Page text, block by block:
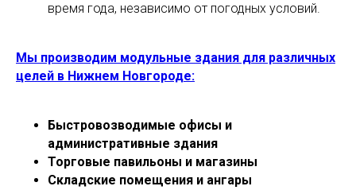
время года, независимо от погодных условий.
Мы производим модульные здания для различных
целей в Нижнем Новгороде:
Быстровозводимые офисы и
административные здания
Торговые павильоны и магазины
Складские помещения и ангары